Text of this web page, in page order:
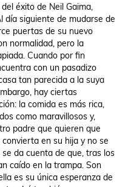
éxito de Neil Gaima,
día siguiente de mudarse de
puertas de su nuevo
normalidad, pero la
Cuando por fin
con un pasadizo
tan parecida a la suya
hay ciertas
la comida es más rica,
como maravillosos y,
padre que quieren que
en su hija y no se
da cuenta de que, tras los
caído en la trampa. Son
es su única esperanza de